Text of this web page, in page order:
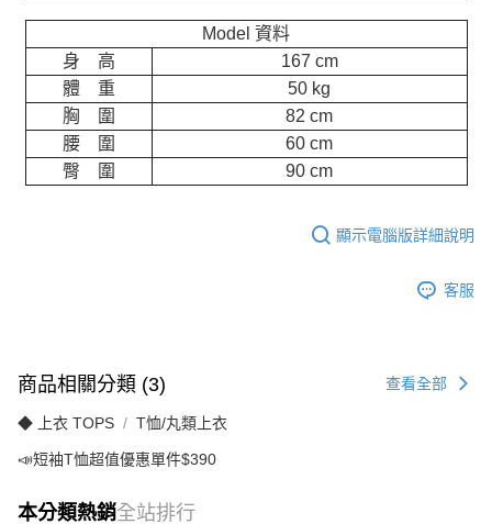
Model 資料
身 高
167 cm
體 重
50 kg
胸 圍
82 cm
腰 圍
60 cm
臀 圍
90 cm
顯示電腦版詳細說明
客服
商品相關分類 (3) 查看全部
◆ 上衣 TOPS T恤/丸類上衣
📣短袖T恤超值優惠單件$390
本分類熱銷全站排行